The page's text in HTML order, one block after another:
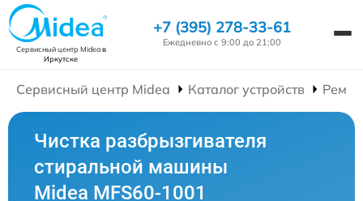
Сервисный центр Mideaв
Иркутске
+7 (395) 278-33-61
Ежедневно с 9:00 до 21:00
Сервисный центр Midea Каталог устройств
Чистка разбрызгивателя
стиральной машины
Midea MFS60-1001